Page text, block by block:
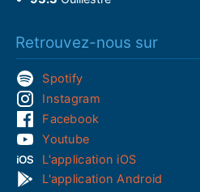
Retrouvez-nous sur
Spotify
Instagram
Facebook
Youtube
L'application iOS
L'application Android